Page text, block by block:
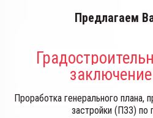
Предлагаем
Проработка генерального плана,
застройки (ПЗЗ) по